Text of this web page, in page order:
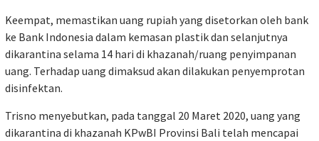
Keempat, memastikan uang rupiah yang disetorkan oleh bank
ke Bank Indonesia dalam kemasan plastik dan selanjutnya
dikarantina selama 14 hari di khazanah/ruang penyimpanan
uang. Terhadap uang dimaksud akan dilakukan penyemprotan
disinfektan.
Trisno menyebutkan, pada tanggal 20 Maret 2020, uang yang
dikarantina di khazanah KPwBI Provinsi Bali telah mencapai